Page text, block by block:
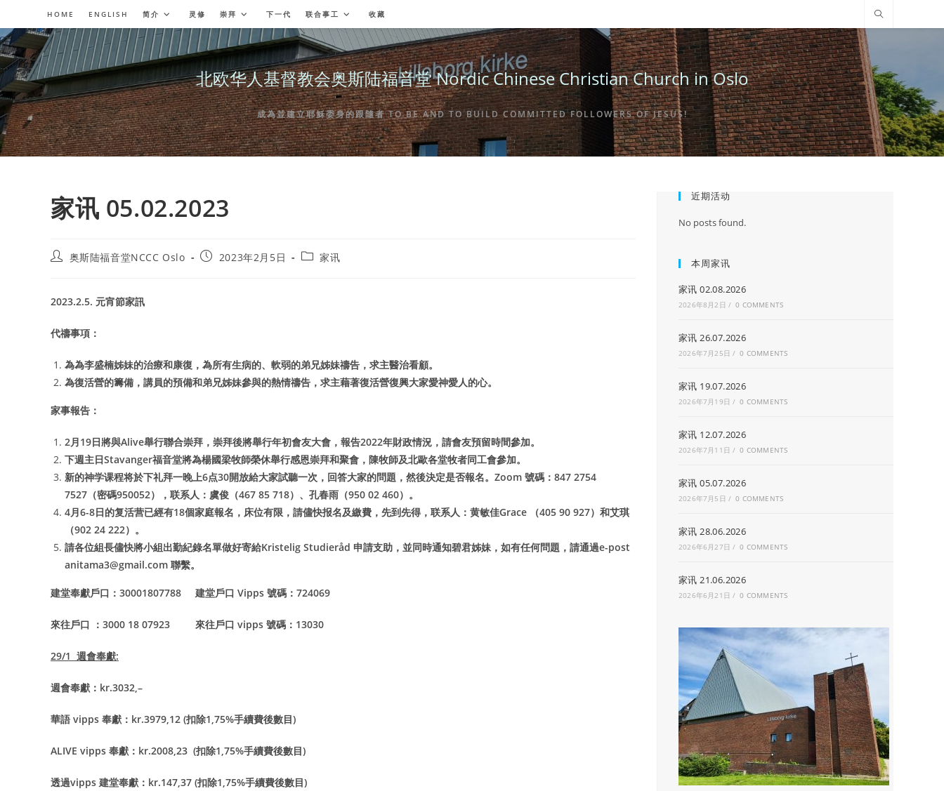
to
content
HOME ENGLISH 简介 灵修 崇拜 下一代 联合事工 收藏
北欧华人基督教会奥斯陆福音堂 Nordic Chinese Christian Church in Oslo
成為並建立耶穌委身的跟隨者 TO BE AND TO BUILD COMMITTED FOLLOWERS OF JESUS!
家讯 05.02.2023
Post奥斯陆福音堂NCCC Oslo
Post2023年2月5日
Post家讯
2023.2.5. 元宵節家訊
代禱事項：
為為李盛楠姊妹的治療和康復，為所有生病的、軟弱的弟兄姊妹禱告，求主醫治看顧。
為復活營的籌備，講員的預備和弟兄姊妹參與的熱情禱告，求主藉著復活營復興大家愛神愛人的心。
家事報告：
2月19日將與Alive舉行聯合崇拜，崇拜後將舉行年初會友大會，報告2022年財政情況，請會友預留時間參加。
下週主日Stavanger福音堂將為楊國梁牧師榮休舉行感恩崇拜和聚會，陳牧師及北歐各堂牧者同工會參加。
新的神学课程将於下礼拜一晚上6点30開放給大家試聽一次，回答大家的問題，然後決定是否報名。 Zoom 號碼： 847 2754
7527 （密碼950052），联系人：虞俊（467 85 718）、孔春雨（950 02 460）。
4月6-8日的复活营已經有18個家庭報名，床位有限，請儘快报名及繳費，先到先得，联系人：黄敏佳Grace （405 90 927）和艾琪
（902 24 222）。
請各位組長儘快將小組出勤紀錄名單做好寄給Kristelig Studieråd 申請支助，並同時通知碧君姊妹，如有任何問題，請通過e-post
anitama3@gmail.com 聯繫。
建堂奉獻戶口： 30001807788 建堂戶口 Vipps 號碼： 724069
來往戶口 ： 3000 18 07923 來往戶口 vipps 號碼： 13030
29/1 週會奉獻:
週會奉獻： kr.3032,–
華語 vipps 奉獻： kr.3979,12 (扣除1,75%手續費後數目)
ALIVE vipps 奉獻： kr.2008,23 (扣除1,75%手續費後數目)
透過vipps 建堂奉獻： kr.147,37 (扣除1,75%手續費後數目)
近期活动
No posts found.
本周家讯
家讯 02.08.2026
2026年8月2日 / 0 COMMENTS
家讯 26.07.2026
2026年7月25日 / 0 COMMENTS
家讯 19.07.2026
2026年7月19日 / 0 COMMENTS
家讯 12.07.2026
2026年7月11日 / 0 COMMENTS
家讯 05.07.2026
2026年7月5日 / 0 COMMENTS
家讯 28.06.2026
2026年6月27日 / 0 COMMENTS
家讯 21.06.2026
2026年6月21日 / 0 COMMENTS